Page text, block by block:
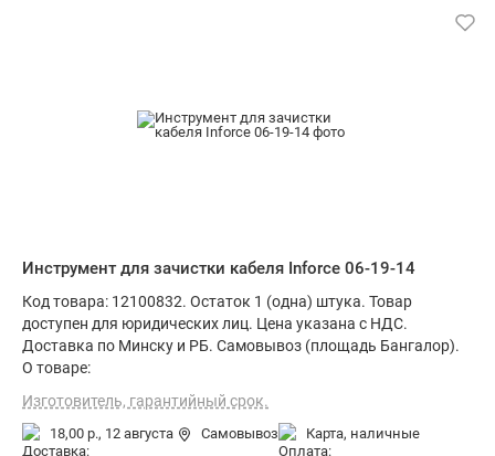
Инструмент для зачистки кабеля Inforce 06-19-14
Код товара: 12100832. Остаток 1 (одна) штука. Товар
доступен для юридических лиц. Цена указана с НДС.
Доставка по Минску и РБ. Самовывоз (площадь Бангалор).
О товаре:
Изготовитель, гарантийный срок.
18,00 р., 12 августа Самовывоз карта, наличные